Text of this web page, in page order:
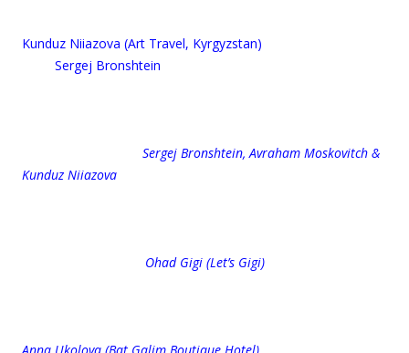
Kunduz Niiazova (Art Travel, Kyrgyzstan)
Sergej Bronshtein
Sergej Bronshtein, Avraham Moskovitch &
Kunduz Niiazova
Ohad Gigi (Let’s Gigi)